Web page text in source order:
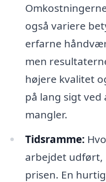
også variere
erfarne
men
højere kvalitet
på lang sigt ved
mangler.
Tidsramme:
arbejdet udført,
prisen. En